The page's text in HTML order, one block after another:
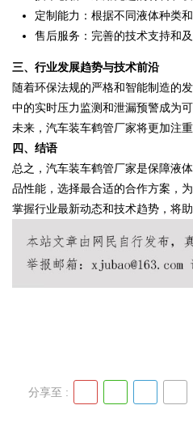
Bo
定制能力：根据不同液体种类
售后服务：完善的技术支持和
三、行业发展趋势与技术前沿
随着环保法规的严格和智能制造的
中的实时压力监测和泄漏预警成为
未来，汽车装车鹤管厂家将更加注
四、结语
总之，汽车装车鹤管厂家是保障液
品性能，选择最合适的合作方案，
掌握行业最新动态和技术趋势，将
分享至 :